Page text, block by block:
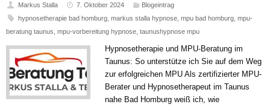
Markus Stalla 7. Oktober 2024
Blogeintrag
hypnosetherapie bad homburg, markus stalla hypnose, mpu bad homburg, mpu-
beratung taunus mpu-vorbereitung hypnose taunushypnose mpu
Hypnosetherapie und MPU-Beratung im
Taunus: So unterstütze ich Sie auf dem Weg
zur erfolgreichen MPU Als zertifizierter MPU-
Berater und Hypnosetherapeut im Taunus
nahe Bad Homburg weiß ich, wie